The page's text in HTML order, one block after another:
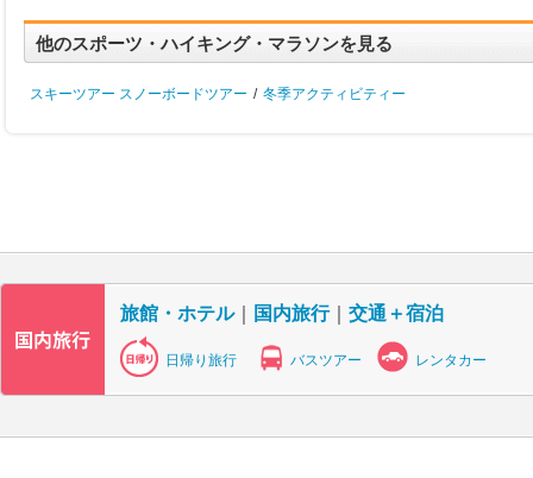
他のスポーツ・ハイキング・マラソンを見る
スキーツアー スノーボードツアー / 冬季アクティビティー
旅館・ホテル｜ 国内旅行｜ 交通＋宿泊
日帰り旅行 バスツアー レンタカー